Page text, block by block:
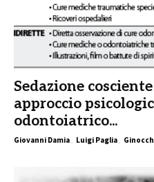
Sedazione
approccio
odontoiatrico...
Giovanni Damia , Luigi Paglia ,